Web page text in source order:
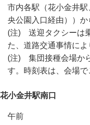
市内各駅（花小金井
央公園入口経由））か
(注) 送迎タクシーは
た、道路交通事情によ
(注) 集団接種会場か
す。時刻表は、会場で
花小金井駅南口
午前